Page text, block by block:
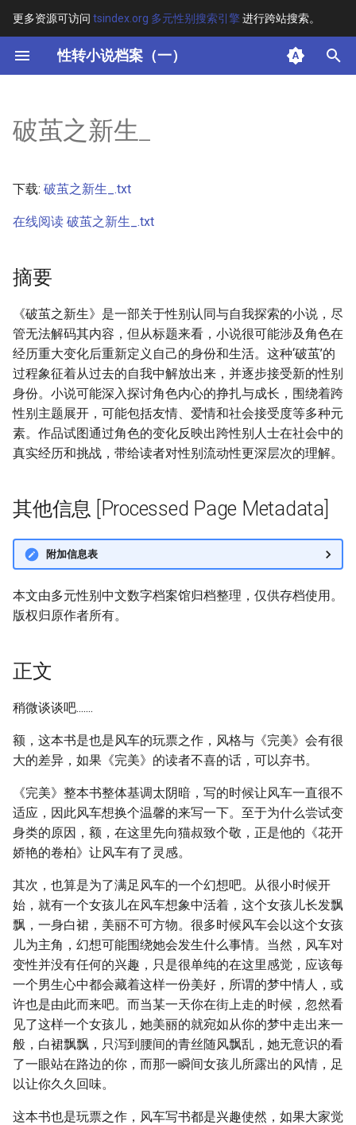
更多资源可访问 tsindex.org 多元性别搜索引擎进行跨站搜索。
性转小说档案（一）
键
开
搜
索
其他信息 [Processed Page
破茧之新生_
下载: 破茧之新生_.txt
在线阅读 破茧之新生_.txt
摘要
《破茧之新生》是一部关于性别认同与自我探索的小说，尽
管无法解码其内容，但从标题来看，小说很可能涉及角色在
经历重大变化后重新定义自己的身份和生活。这种‘破茧’的
过程象征着从过去的自我中解放出来，并逐步接受新的性别
身份。小说可能深入探讨角色内心的挣扎与成长，围绕着跨
性别主题展开，可能包括友情、爱情和社会接受度等多种元
素。作品试图通过角色的变化反映出跨性别人士在社会中的
真实经历和挑战，带给读者对性别流动性更深层次的理解。
其他信息 [Processed Page Metadata]
附加信息表
本文由多元性别中文数字档案馆归档整理，仅供存档使用。
版权归原作者所有。
正文
稍微谈谈吧.......
额，这本书是也是风车的玩票之作，风格与《完美》会有很
大的差异，如果《完美》的读者不喜的话，可以弃书。
《完美》整本书整体基调太阴暗，写的时候让风车一直很不
适应，因此风车想换个温馨的来写一下。至于为什么尝试变
身类的原因，额，在这里先向猫叔致个敬，正是他的《花开
娇艳的卷柏》让风车有了灵感。
其次，也算是为了满足风车的一个幻想吧。从很小时候开
始，就有一个女孩儿在风车想象中活着，这个女孩儿长发飘
飘，一身白裙，美丽不可方物。很多时候风车会以这个女孩
儿为主角，幻想可能围绕她会发生什么事情。当然，风车对
变性并没有任何的兴趣，只是很单纯的在这里感觉，应该每
一个男生心中都会藏着这样一份美好，所谓的梦中情人，或
许也是由此而来吧。而当某一天你在街上走的时候，忽然看
见了这样一个女孩儿，她美丽的就宛如从你的梦中走出来一
般，白裙飘飘，只泻到腰间的青丝随风飘乱，她无意识的看
了一眼站在路边的你，而那一瞬间女孩儿所露出的风情，足
以让你久久回味。
这本书也是玩票之作，风车写书都是兴趣使然，如果大家觉